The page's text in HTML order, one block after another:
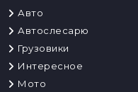
Авто
Автослесарю
Грузовики
Интересное
Мото